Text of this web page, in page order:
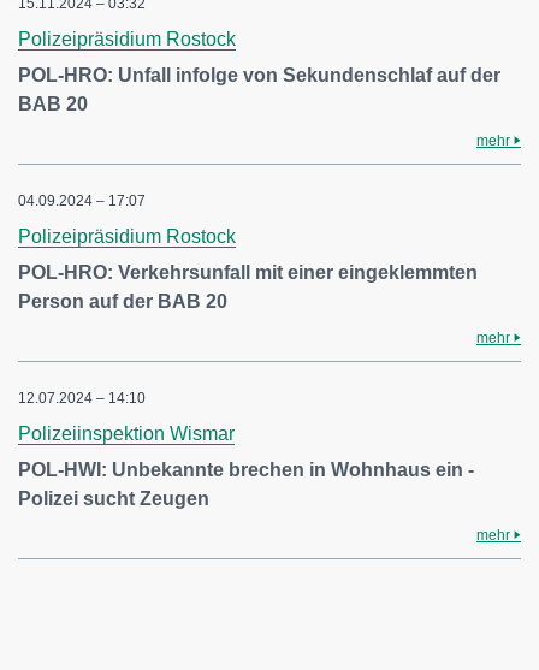
15.11.2024 – 03:32
Polizeipräsidium Rostock
POL-HRO: Unfall infolge von Sekundenschlaf auf der
BAB 20
mehr
04.09.2024 – 17:07
Polizeipräsidium Rostock
POL-HRO: Verkehrsunfall mit einer eingeklemmten
Person auf der BAB 20
mehr
12.07.2024 – 14:10
Polizeiinspektion Wismar
POL-HWI: Unbekannte brechen in Wohnhaus ein -
Polizei sucht Zeugen
mehr